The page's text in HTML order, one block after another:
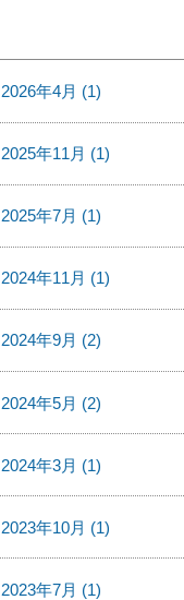
2026年4月 (1)
2025年11月 (1)
2025年7月 (1)
2024年11月 (1)
2024年9月 (2)
2024年5月 (2)
2024年3月 (1)
2023年10月 (1)
2023年7月 (1)